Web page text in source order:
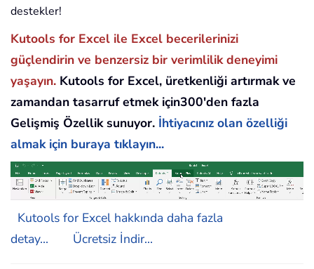
destekler!
Kutools for Excel ile Excel becerilerinizi
güçlendirin ve benzersiz bir verimlilik deneyimi
yaşayın. Kutools for Excel, üretkenliği artırmak ve
zamandan tasarruf etmek için300'den fazla
Gelişmiş Özellik sunuyor. İhtiyacınız olan özelliği
almak için buraya tıklayın...
Kutools for Excel hakkında daha fazla
detay...
Ücretsiz İndir...